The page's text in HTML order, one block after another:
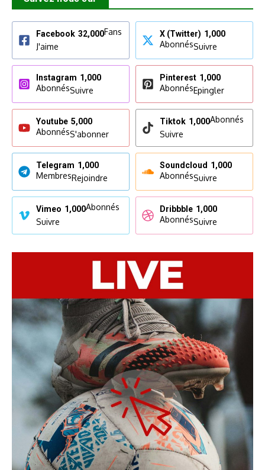
Facebook 32,000Fans
J'aime
X (Twitter) 1,000
AbonnésSuivre
Instagram 1,000
AbonnésSuivre
Pinterest 1,000
AbonnésEpingler
Youtube 5,000
AbonnésS'abonner
Tiktok 1,000Abonnés
Suivre
Telegram 1,000
MembresRejoindre
Soundcloud 1,000
AbonnésSuivre
Vimeo 1,000Abonnés
Suivre
Dribbble 1,000
AbonnésSuivre